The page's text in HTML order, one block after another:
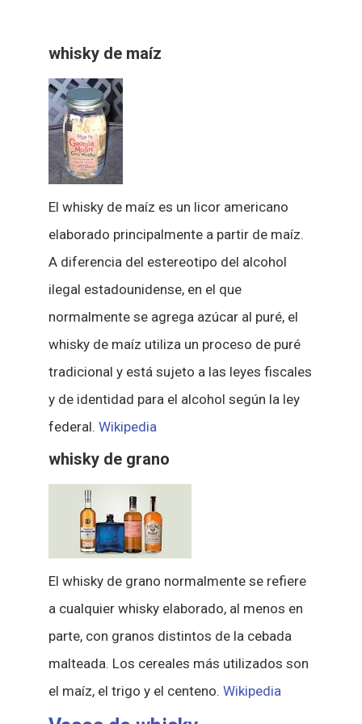
whisky de maíz
El whisky de maíz es un licor americano
elaborado principalmente a partir de maíz.
A diferencia del estereotipo del alcohol
ilegal estadounidense, en el que
normalmente se agrega azúcar al puré, el
whisky de maíz utiliza un proceso de puré
tradicional y está sujeto a las leyes fiscales
y de identidad para el alcohol según la ley
federal. Wikipedia
whisky de grano
El whisky de grano normalmente se refiere
a cualquier whisky elaborado, al menos en
parte, con granos distintos de la cebada
malteada. Los cereales más utilizados son
el maíz, el trigo y el centeno. Wikipedia